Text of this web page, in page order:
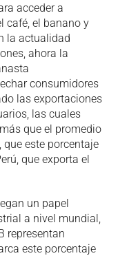
acceder a
café, el banano y
la actualidad
ahora la
consumidores
las exportaciones
las cuales
que el promedio
este porcentaje
que exporta el
un papel
a nivel mundial,
representan
este porcentaje